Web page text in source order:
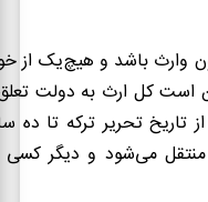
وارث باشد و هیچ‌یک از
است کل ارث به دولت
تاریخ تحریر ترکه تا ده
می‌شود و دیگر کسی